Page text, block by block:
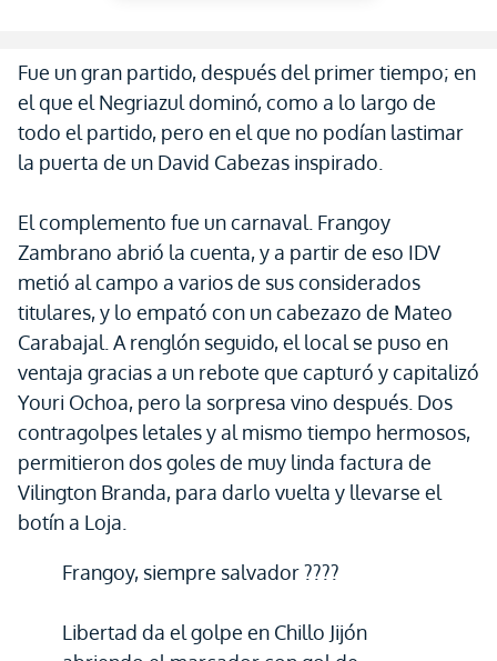
Fue un gran partido, después del primer tiempo; en
el que el Negriazul dominó, como a lo largo de
todo el partido, pero en el que no podían lastimar
la puerta de un David Cabezas inspirado.
El complemento fue un carnaval. Frangoy
Zambrano abrió la cuenta, y a partir de eso IDV
metió al campo a varios de sus considerados
titulares, y lo empató con un cabezazo de Mateo
Carabajal. A renglón seguido, el local se puso en
ventaja gracias a un rebote que capturó y capitalizó
Youri Ochoa, pero la sorpresa vino después. Dos
contragolpes letales y al mismo tiempo hermosos,
permitieron dos goles de muy linda factura de
Vilington Branda, para darlo vuelta y llevarse el
botín a Loja.
Frangoy, siempre salvador ????
Libertad da el golpe en Chillo Jijón